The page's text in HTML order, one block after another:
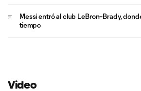
Messi entró al club LeBron–Brady,
tiempo
Video